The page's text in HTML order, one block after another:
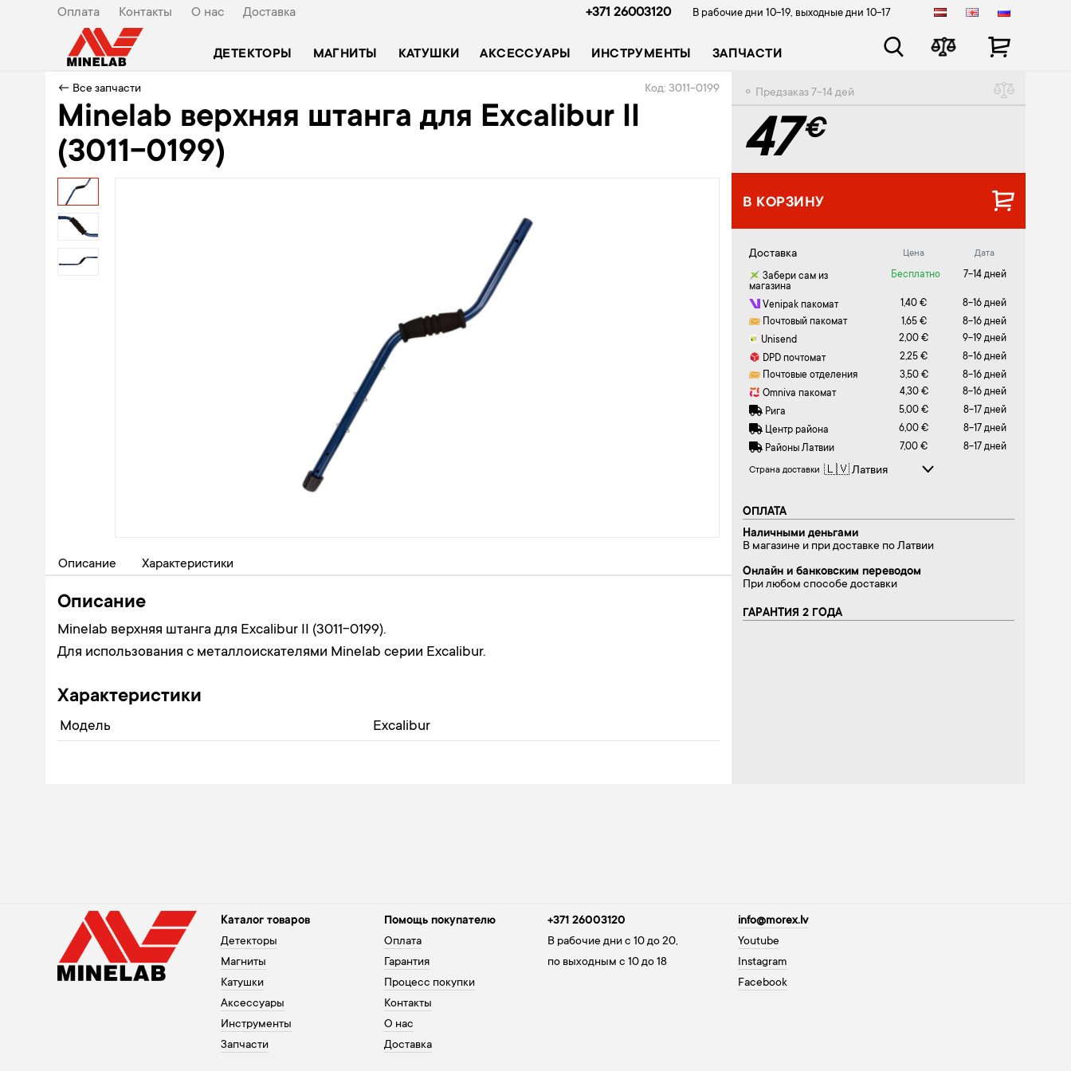
Оплата Контакты О нас Доставка +371 26003120 В рабочие дни 10-19, выходные дни 10-17
ДЕТЕКТОРЫ МАГНИТЫ КАТУШКИ АКСЕССУАРЫ ИНСТРУМЕНТЫ ЗАПЧАСТИ
← Все запчасти Код: 3011-0199
Minelab верхняя штанга для Excalibur II
(3011-0199)
Описание Характеристики
Описание
Minelab верхняя штанга для Excalibur II (3011-0199).
Для использования с металлоискателями Minelab серии Excalibur.
Характеристики
Модель Excalibur
⚬ Предзаказ 7-14 дей
47€
В КОРЗИНУ
Доставка Цена Дата
Забери сам из
магазина
Бесплатно 7-14 дней
Venipak пакомат 1,40 €
8-16 дней
Почтовый пакомат
1,65 €
8-16 дней
Unisend
2,00 €
9-19 дней
DPD почтомат
2,25 €
8-16 дней
Почтовые отделения
3,50 €
8-16 дней
Omniva пакомат
4,30 €
8-16 дней
Рига
5,00 €
8-17 дней
Центр района
6,00 €
8-17 дней
Районы Латвии
7,00 € 8-17 дней
Страна доставки
ОПЛАТА
Наличными деньгами
В магазине и при доставке по Латвии
Онлайн и банковским переводом
При любом способе доставки
ГАРАНТИЯ 2 ГОДА
Каталог товаров
Детекторы
Магниты
Катушки
Аксессуары
Инструменты
Запчасти
Помощь покупателю
Оплата
Гарантия
Процесс покупки
Контакты
О нас
Доставка
+371 26003120
В рабочие дни с 10 до 20,
по выходным с 10 до 18
info@morex.lv
Youtube
Instagram
Facebook